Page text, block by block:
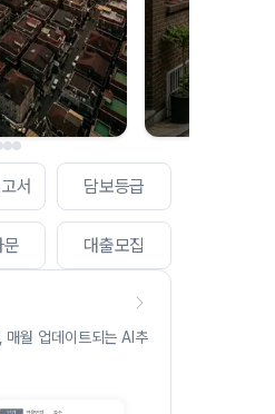
서 담보등급
문 대출모집
매월 업데이트되는 AI추